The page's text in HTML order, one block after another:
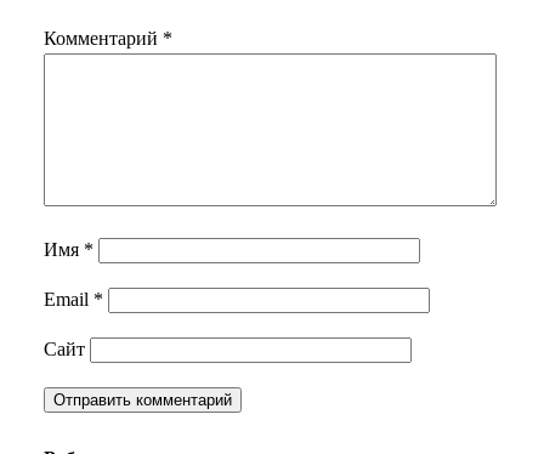
Комментарий *
Имя *
Email *
Сайт